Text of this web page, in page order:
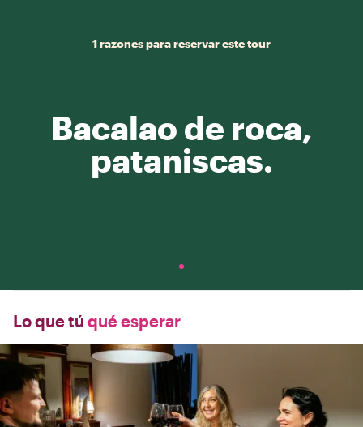
1 razones para reservar este tour
Bacalao de roca,
pataniscas.
Lo que tú qué esperar